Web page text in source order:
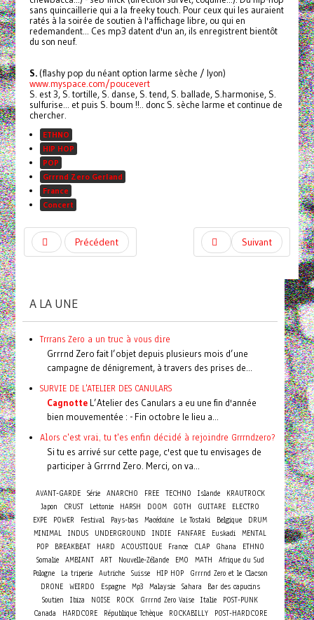
sans quincaillerie qui a la freeky touch. Pour ceux qui les auraient
ratés à la soirée de soutien à l'affichage libre, ou qui en
redemandent... Ces mp3 datent d'un an, ils enregistrent bientôt
du son neuf.
S.(flashy pop du néant option larme sèche / lyon)
www.myspace.com/poucevert
S. est 3, S. tortille, S. danse, S. tend, S. ballade, S.harmonise, S.
sulfurise... et puis S. boum !!.. donc S. sèche larme et continue de
chercher.
ETHNO
HIP HOP
POP
Grrrnd Zero Gerland
France
Concert
Précédent Suivant
A LA UNE
Trrrans Zero a un truc à vous dire
Grrrnd Zero fait l’objet depuis plusieurs mois d’une
campagne de dénigrement, à travers des prises de...
SURVIE DE L'ATELIER DES CANULARS
CagnotteL’Atelier des Canulars a eu une fin d'année
bien mouvementée : - Fin octobre le lieu a...
Alors c'est vrai, tu t'es enfin décidé à rejoindre Grrrndzero?
Si tu es arrivé sur cette page, c'est que tu envisages de
participer à Grrrnd Zero. Merci, on va...
AVANT-GARDE Série ANARCHO FREE TECHNO Islande
KRAUTROCK
Japon
CRUST Lettonie HARSH DOOM GOTH GUITARE
ELECTRO
EXPE
POWER Festival Pays-bas Macédoine Le Tostaki Belgique
DRUM
MINIMAL INDUS UNDERGROUND INDIE FANFARE Euskadi MENTAL
POP
BREAKBEAT HARD ACOUSTIQUE France CLAP Ghana
ETHNO
Somalie
AMBIANT ART Nouvelle-Zélande EMO MATH
Afrique du Sud
Pologne
La triperie Autriche Suisse HIP HOP
Grrrnd Zero et le Clacson
DRONE
WEIRDO Espagne Mp3 Malaysie Sahara
Bar des capucins
Soutien
Ibiza NOISE ROCK Grrrnd Zero Vaise Italie
POST-PUNK
Canada
HARDCORE République Tchèque ROCKABILLY POST-HARDCORE